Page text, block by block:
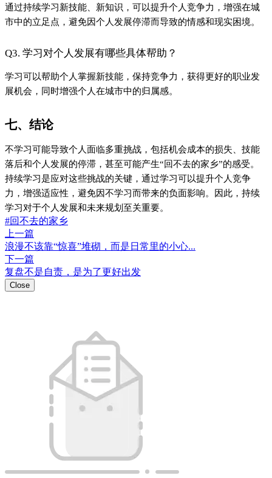
通过持续学习新技能、新知识，可以提升个人竞争力，增强在城
市中的立足点，避免因个人发展停滞而导致的情感和现实困境。
Q3. 学习对个人发展有哪些具体帮助？
学习可以帮助个人掌握新技能，保持竞争力，获得更好的职业发
展机会，同时增强个人在城市中的归属感。
七、结论
不学习可能导致个人面临多重挑战，包括机会成本的损失、技能
落后和个人发展的停滞，甚至可能产生“回不去的家乡”的感受。
持续学习是应对这些挑战的关键，通过学习可以提升个人竞争
力，增强适应性，避免因不学习而带来的负面影响。因此，持续
学习对于个人发展和未来规划至关重要。
#回不去的家乡
上一篇
浪漫不该靠“惊喜”堆砌，而是日常里的小心...
下一篇
复盘不是自责，是为了更好出发
Close